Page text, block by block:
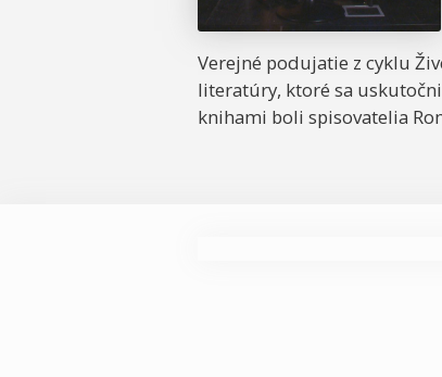
Verejné podujatie z cyklu
literatúry, ktoré sa
knihami boli spisovatelia